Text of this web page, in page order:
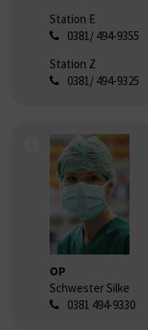
Station E
0381/ 494-9355
Station Z
0381/ 494-9325
OP
Schwester Silke
0381 494-9330